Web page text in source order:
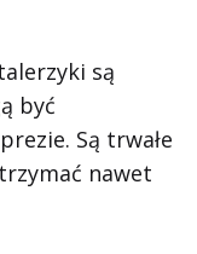
są
być
Są trwałe
nawet